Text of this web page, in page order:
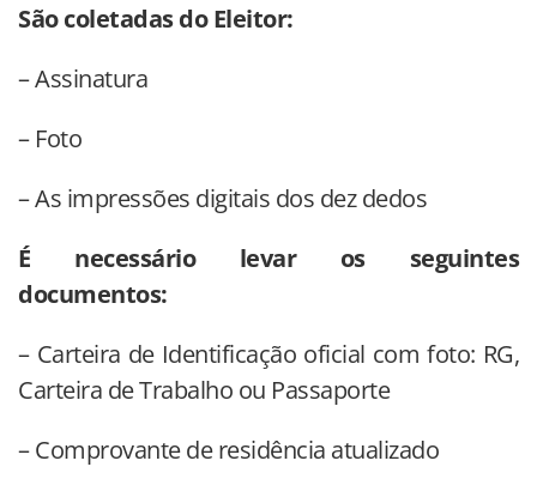
São coletadas do Eleitor:
– Assinatura
– Foto
– As impressões digitais dos dez dedos
É necessário levar os seguintes
documentos:
– Carteira de Identificação oficial com foto: RG,
Carteira de Trabalho ou Passaporte
– Comprovante de residência atualizado